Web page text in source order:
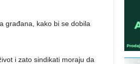
građana, kako bi se dobila
i zato sindikati moraju da